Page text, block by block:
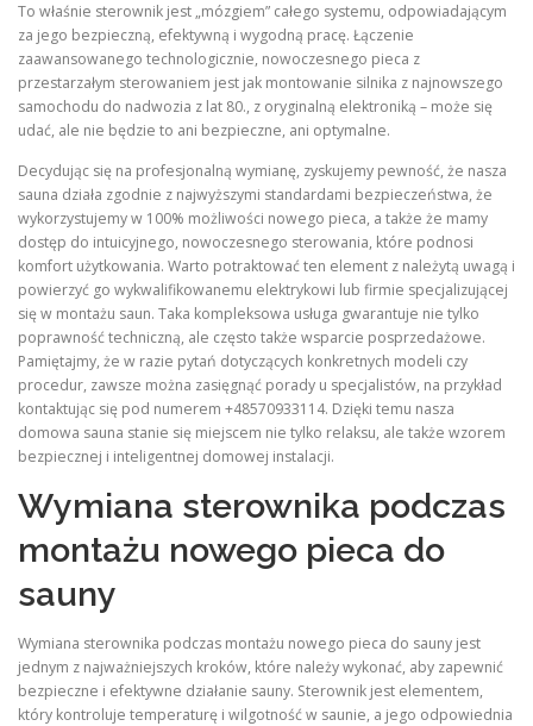
To właśnie sterownik jest „mózgiem” całego systemu, odpowiadającym
za jego bezpieczną, efektywną i wygodną pracę. Łączenie
zaawansowanego technologicznie, nowoczesnego pieca z
przestarzałym sterowaniem jest jak montowanie silnika z najnowszego
samochodu do nadwozia z lat 80., z oryginalną elektroniką – może się
udać, ale nie będzie to ani bezpieczne, ani optymalne.
Decydując się na profesjonalną wymianę, zyskujemy pewność, że nasza
sauna działa zgodnie z najwyższymi standardami bezpieczeństwa, że
wykorzystujemy w 100% możliwości nowego pieca, a także że mamy
dostęp do intuicyjnego, nowoczesnego sterowania, które podnosi
komfort użytkowania. Warto potraktować ten element z należytą uwagą i
powierzyć go wykwalifikowanemu elektrykowi lub firmie specjalizującej
się w montażu saun. Taka kompleksowa usługa gwarantuje nie tylko
poprawność techniczną, ale często także wsparcie posprzedażowe.
Pamiętajmy, że w razie pytań dotyczących konkretnych modeli czy
procedur, zawsze można zasięgnąć porady u specjalistów, na przykład
kontaktując się pod numerem +48570933114. Dzięki temu nasza
domowa sauna stanie się miejscem nie tylko relaksu, ale także wzorem
bezpiecznej i inteligentnej domowej instalacji.
Wymiana sterownika podczas
montażu nowego pieca do
sauny
Wymiana sterownika podczas montażu nowego pieca do sauny jest
jednym z najważniejszych kroków, które należy wykonać, aby zapewnić
bezpieczne i efektywne działanie sauny. Sterownik jest elementem,
który kontroluje temperaturę i wilgotność w saunie, a jego odpowiednia